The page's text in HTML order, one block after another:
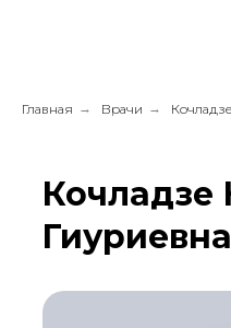
Главная → Врачи →
Кочладзе
Гиуриевна